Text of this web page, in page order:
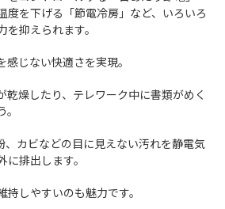
度を下げる「節電冷房」など、いろいろ
抑えられます。
じない快適さを実現。
乾燥したり、テレワーク中に書類がめく
、カビなどの目に見えない汚れを静電気
排出します。
しやすいのも魅力です。